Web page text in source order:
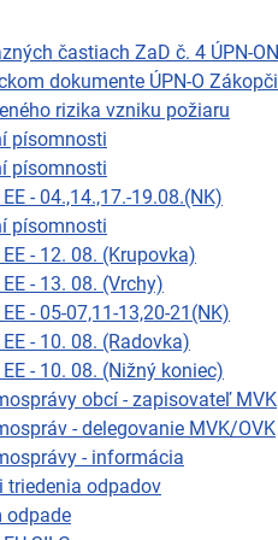
častiach ZaD č. 4 ÚPN-ON
dokumente ÚPN-O
rizika vzniku požiaru
písomnosti
písomnosti
- 04.,14.,17.-19.08.(NK)
písomnosti
- 12. 08. (Krupovka)
- 13. 08. (Vrchy)
- 05-07,11-13,20-21(NK)
- 10. 08. (Radovka)
- 10. 08. (Nižný koniec)
obcí - zapisovateľ MVK
- delegovanie MVK/OVK
- informácia
triedenia odpadov
odpade